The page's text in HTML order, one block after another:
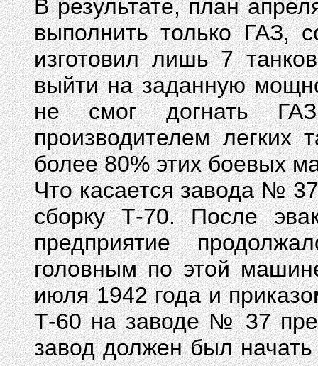
В результате, план
выполнить только
изготовил лишь 7
выйти на заданную
не смог догнать
производителем
более 80% этих боевых
Что касается завода №
сборку Т-70. После
предприятие
головным по этой
июля 1942 года и
Т-60 на заводе № 37
завод должен был